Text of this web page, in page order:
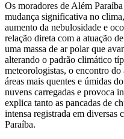
Os moradores deAlém Paraíba
mudança significativa no
aumento da nebulosidade e
relação direta com a atuação
uma massa de ar polar que
alterando o padrão climático
meteorologistas, o encontro
áreas mais quentes e úmidas
nuvens carregadas e provoca
explica tanto as pancadas de
intensa registrada em
Paraíba.